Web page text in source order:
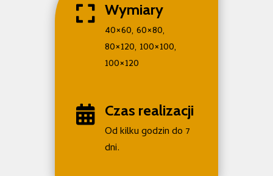
 Wymiary
40×60, 60×80,
80×120, 100×100,
100×120
 Czas realizacji
Od kilku godzin do 7
dni.